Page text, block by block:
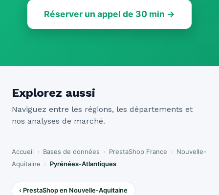
Réserver un appel de 30 min →
Explorez aussi
Naviguez entre les régions, les départements et
nos analyses de marché.
Accueil › Bases de données › PrestaShop France › Nouvelle-
Aquitaine › Pyrénées-Atlantiques
‹ PrestaShop en Nouvelle-Aquitaine